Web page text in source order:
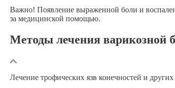
Важно! Появление выраженной боли и
за медицинской помощью.
Методы лечения варикозной
Лечение трофических язв конечностей и